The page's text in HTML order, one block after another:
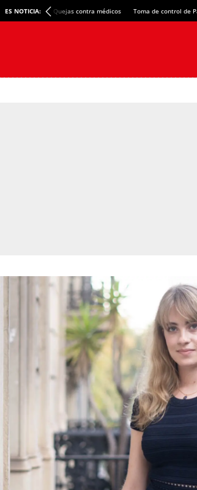
ES NOTICIA: Quejas contra médicos Toma de control de